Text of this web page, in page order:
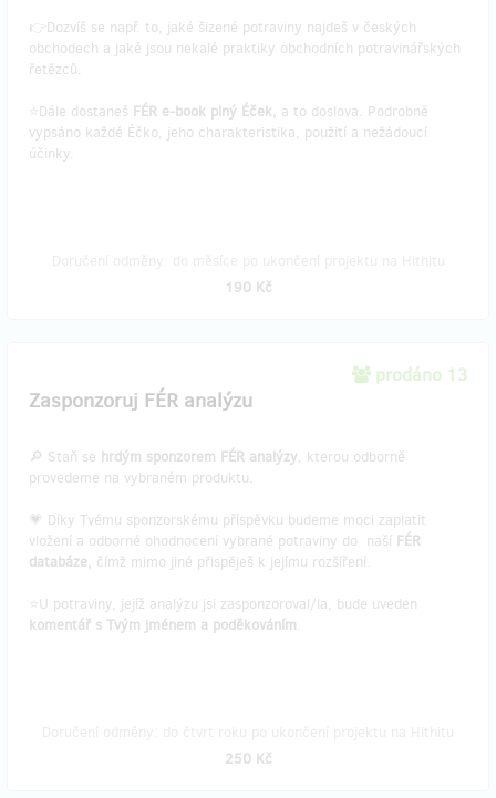
👉Dozvíš se např. to, jaké šizené potraviny najdeš v českých
obchodech a jaké jsou nekalé praktiky obchodních potravinářských
řetězců.
⭐Dále dostaneš FÉR e-book plný Éček, a to doslova. Podrobně
vypsáno každé Éčko, jeho charakteristika, použití a nežádoucí
účinky.
190 Kč
prodáno 13
Zasponzoruj FÉR analýzu
🔎 Staň se hrdým sponzorem FÉR analýzy, kterou odborně
provedeme na vybraném produktu.
💗 Díky Tvému sponzorskému příspěvku budeme moci zaplatit
vložení a odborné ohodnocení vybrané potraviny do naší FÉR
databáze, čímž mimo jiné přispěješ k jejímu rozšíření.
⭐U potraviny, jejíž analýzu jsi zasponzoroval/la, bude uveden
komentář s Tvým jménem a poděkováním.
250 Kč